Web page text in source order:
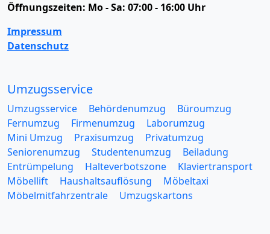
Öffnungszeiten: Mo - Sa: 07:00 - 16:00 Uhr
Impressum
Datenschutz
Umzugsservice
Umzugsservice Behördenumzug
Büroumzug
Fernumzug
Firmenumzug
Laborumzug
Mini Umzug
Praxisumzug
Privatumzug
Seniorenumzug
Studentenumzug
Beiladung
Entrümpelung
Halteverbotszone
Klaviertransport
Möbellift
Haushaltsauflösung
Möbeltaxi
Möbelmitfahrzentrale
Umzugskartons